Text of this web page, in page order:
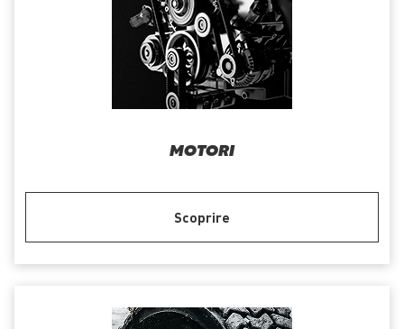
MOTORI
Scoprire